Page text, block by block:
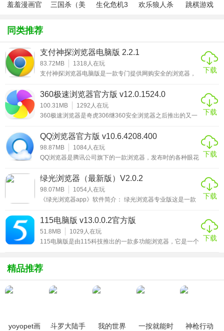
少内存。
4. 云端数据备份：收藏/账号密码/文档加密保护，自动同步云
安装教程：
后会弹出一个下载框，如下图。
2、下载完成后，我们双击打开青鸟浏览器的安装包即可看见
个就看大家的需求了，然后点击【立即安装】按钮即可。
3、显示浏览器正在安装中…
4、安装完成了，会自动弹出浏览器的主页地址，这就表示已
经安装成功了。
羞羞漫画官
三国杀（美
生化危机3
欢乐狼人杀
跳棋游戏
同类推荐
支付神探浏览器电脑版 2.2.1
83.72MB 1318 人在玩
支付神探浏览器电脑版是一款专门提供网购安全的浏览器，
宝提供的支付宝安全插件一样，主要是为用户提供一个可以
安全进行付款的支付环境。支付神探浏览器电脑版与各大银
行数据对接，在网购安全上面的性能要远远高于平常使用的
普通浏览器，只不过在使用的时候需要从官方购买账号才可
下载
360极速浏览器官方版 v12.0.1524.0
100.31MB 1292 人在玩
360极速浏览器是奇虎306继360安全浏览器之后推出的又一
Chromium为基础开发的，具有闪电般的浏览速度、完备的
安全特性及海量丰富的实用工具扩展。它也继承了
Chromium开源项目超级精简的页面和创新布局，并创新性
地融入国内用户喜爱的新浪微博、微信、天气预报及股票行
下载
QQ浏览器官方版 v10.6.4208.400
98.87MB 1084人在玩
QQ浏览器是腾讯公司旗下的一款浏览器，发布时的各种眼花
看它是否真如发布时候说的那么好，小编在看完这些介绍之
后也去适用了下，效果虽没有想象的那么好，但是还是在可
接受的范围之内。QQ浏览器较之360浏览器和搜狗浏览器这
些浏览器巨头来讲还是缺乏竞争力，毕竟浏览器并不是腾讯
下载
绿光浏览器（最新版）V2.0.2
98.07MB 1054人在玩
《绿光浏览器app》软件简介： 绿光浏览器专业版这是一款
国内外的很多你喜欢观看的新闻资源，都是可以看到的，而
无痕迹的浏览模
下载
115电脑版 v13.0.0.2官方版
51.8MB 1029 人在玩
115电脑版是由115科技推出的一款多功能浏览器，它是一个
份、批量上传下载等功能；支持115组织事务通知，让你随
时掌握组织协作动态。不仅能随时随地访问自己的云文件、
器是一款体积极小、占用资源最少、启动速度最快的多标
下载
精品推荐
yoyopet画
斗罗大陆手
我的世界
一按就能时
神枪行动